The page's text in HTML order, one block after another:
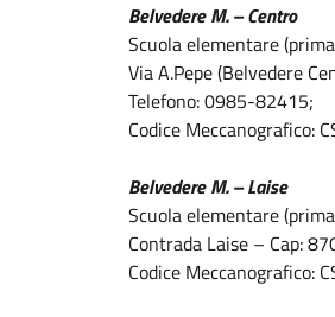
Belvedere M. – Centro
Scuola elementare
Via A.Pepe (Belvedere
Telefono: 0985-82415;
Codice Meccanografico:
Belvedere M. – Laise
Scuola elementare
Contrada Laise – Cap:
Codice Meccanografico: